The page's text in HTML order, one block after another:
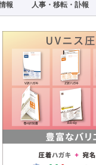
報 人事・移転・訃報